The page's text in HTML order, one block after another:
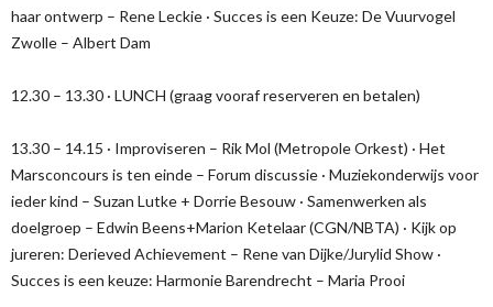
haar ontwerp – Rene Leckie · Succes is een Keuze: De Vuurvogel
Zwolle – Albert Dam
12.30 – 13.30 · LUNCH (graag vooraf reserveren en betalen)
13.30 – 14.15 · Improviseren – Rik Mol (Metropole Orkest) · Het
Marsconcours is ten einde – Forum discussie · Muziekonderwijs voor
ieder kind – Suzan Lutke + Dorrie Besouw · Samenwerken als
doelgroep – Edwin Beens+Marion Ketelaar (CGN/NBTA) · Kijk op
jureren: Derieved Achievement – Rene van Dijke/Jurylid Show ·
Succes is een keuze: Harmonie Barendrecht – Maria Prooi